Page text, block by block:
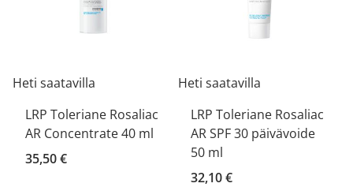
Heti saatavilla
LRP Toleriane Rosaliac
AR Concentrate 40 ml
35,50 €
Heti saatavilla
LRP Toleriane Rosaliac
AR SPF 30 päivävoide
50 ml
32,10 €